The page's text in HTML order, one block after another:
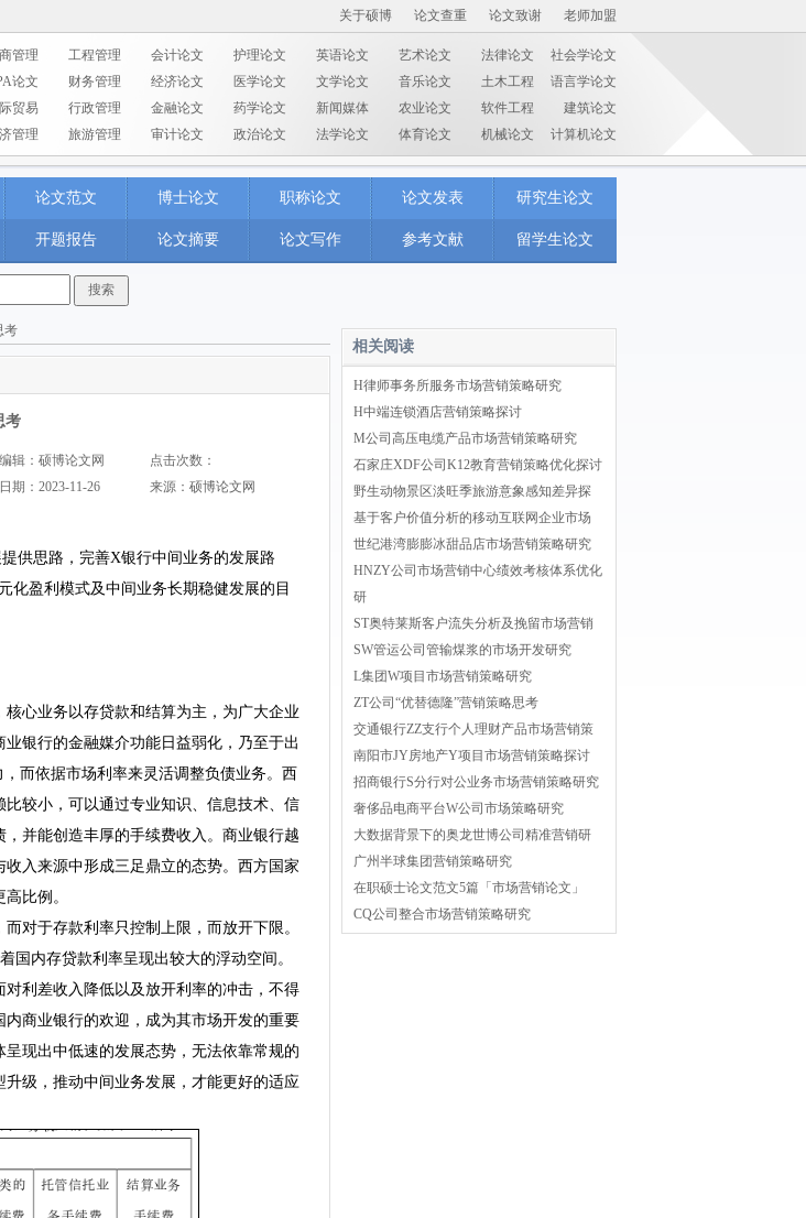
关于硕博 论文查重 论文致谢 老师加盟
管理 工程管理 会计论文 护理论文 英语论文 艺术论文 法律论文
社会学论文
论文 财务管理 经济论文 医学论文 文学论文 音乐论文 土木工程
语言学论文
贸易 行政管理 金融论文 药学论文 新闻媒体 农业论文 软件工程
建筑论文
管理 旅游管理 审计论文 政治论文 法学论文 体育论文 机械论文 计算机论文
论文范文 博士论文 职称论文 论文发表 研究生论文
开题报告 论文摘要 论文写作 参考文献 留学生论文
考
考
编辑：硕博论文网
点击次数：
日期：2023-11-26 来源：硕博论文网
供思路，完善X银行中间业务的发展路
化盈利模式及中间业务长期稳健发展的目
心业务以存贷款和结算为主，为广大企业
银行的金融媒介功能日益弱化，乃至于出
而依据市场利率来灵活调整负债业务。西
较小，可以通过专业知识、信息技术、信
并能创造丰厚的手续费收入。商业银行越
入来源中形成三足鼎立的态势。西方国家
比例。
对于存款利率只控制上限，而放开下限。
国内存贷款利率呈现出较大的浮动空间。
利差收入降低以及放开利率的冲击，不得
商业银行的欢迎，成为其市场开发的重要
现出中低速的发展态势，无法依靠常规的
级，推动中间业务发展，才能更好的适应
相关阅读
H律师事务所服务市场营销策略研究
H中端连锁酒店营销策略探讨
M公司高压电缆产品市场营销策略研究
石家庄XDF公司K12教育营销策略优化探讨
野生动物景区淡旺季旅游意象感知差异探
基于客户价值分析的移动互联网企业市场
世纪港湾膨膨冰甜品店市场营销策略研究
HNZY公司市场营销中心绩效考核体系优化
研
ST奥特莱斯客户流失分析及挽留市场营销
SW管运公司管输煤浆的市场开发研究
L集团W项目市场营销策略研究
ZT公司“优替德隆”营销策略思考
交通银行ZZ支行个人理财产品市场营销策
南阳市JY房地产Y项目市场营销策略探讨
招商银行S分行对公业务市场营销策略研究
奢侈品电商平台W公司市场策略研究
大数据背景下的奥龙世博公司精准营销研
广州半球集团营销策略研究
在职硕士论文范文5篇「市场营销论文」
CQ公司整合市场营销策略研究